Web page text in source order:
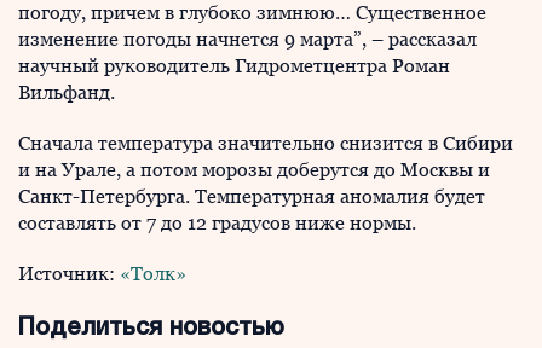
погоду, причем в глубоко зимнюю… Существенное
изменение погоды начнется 9 марта”, – рассказал
научный руководитель Гидрометцентра Роман
Вильфанд.
Сначала температура значительно снизится в Сибири
и на Урале, а потом морозы доберутся до Москвы и
Санкт-Петербурга. Температурная аномалия будет
составлять от 7 до 12 градусов ниже нормы.
Источник: «Толк»
Поделиться новостью